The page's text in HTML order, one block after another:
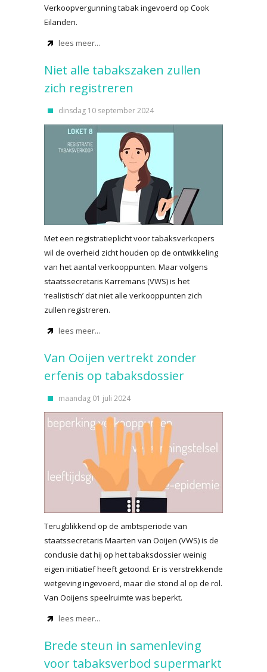
Verkoopvergunning tabak ingevoerd op Cook
Eilanden.
lees meer...
Niet alle tabakszaken zullen
zich registreren
dinsdag 10 september 2024
Met een registratieplicht voor tabaksverkopers
wil de overheid zicht houden op de ontwikkeling
van het aantal verkooppunten. Maar volgens
staatssecretaris Karremans (VWS) is het
‘realistisch’ dat niet alle verkooppunten zich
zullen registreren.
lees meer...
Van Ooijen vertrekt zonder
erfenis op tabaksdossier
maandag 01 juli 2024
Terugblikkend op de ambtsperiode van
staatssecretaris Maarten van Ooijen (VWS) is de
conclusie dat hij op het tabaksdossier weinig
eigen initiatief heeft getoond. Er is verstrekkende
wetgeving ingevoerd, maar die stond al op de rol.
Van Ooijens speelruimte was beperkt.
lees meer...
Brede steun in samenleving
voor tabaksverbod supermarkt